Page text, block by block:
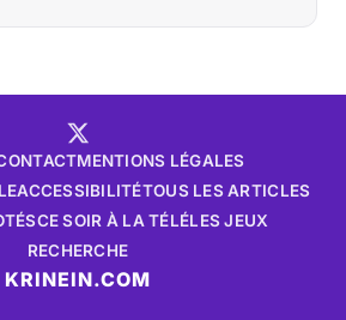
MENTIONS LÉGALES
ACCESSIBILITÉTOUS LES ARTICLES
CE SOIR À LA TÉLÉLES JEUX
RECHERCHE
KRINEIN.COM